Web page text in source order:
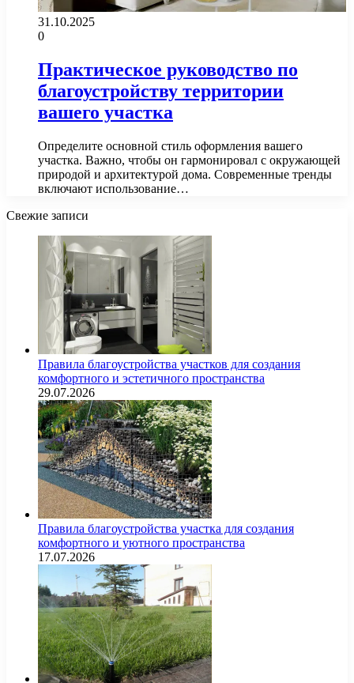
31.10.2025
0
Практическое руководство по
благоустройству территории
вашего участка
Определите основной стиль оформления вашего
участка. Важно, чтобы он гармонировал с окружающей
природой и архитектурой дома. Современные тренды
включают использование…
Свежие записи
Правила благоустройства участков для создания
комфортного и эстетичного пространства
29.07.2026
Правила благоустройства участка для создания
комфортного и уютного пространства
17.07.2026